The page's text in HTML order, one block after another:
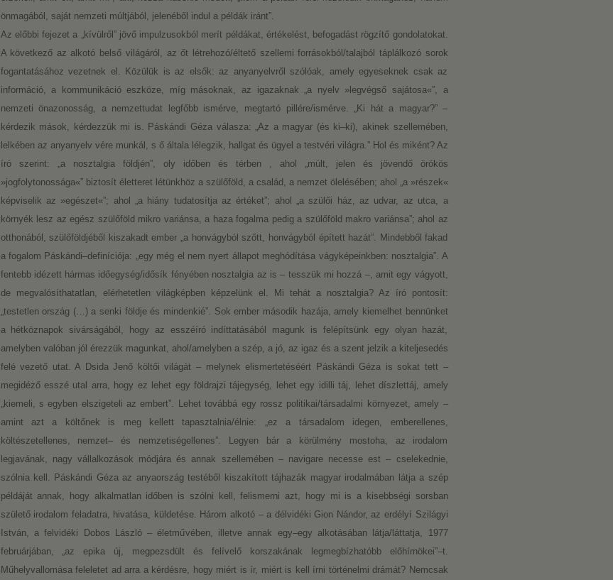
önmagából, saját nemzeti múltjából, jelenéből indul a példák iránt”.
Az előbbi fejezet a „kívülről” jövő impulzusokból merít példákat, értékelést, befogadást rögzítő gondolatokat.
A következő az alkotó belső világáról, az őt létrehozó/éltető szellemi forrásokból/talajból táplálkozó sorok
fogantatásához vezetnek el. Közülük is az elsők: az anyanyelvről szólóak, amely egyeseknek csak az
információ, a kommunikáció eszköze, míg másoknak, az igazaknak „a nyelv »legvégső sajátosa«”, a
nemzeti önazonosság, a nemzettudat legfőbb ismérve, megtartó pillére/ismérve. „Ki hát a magyar?” –
kérdezik mások, kérdezzük mi is. Páskándi Géza válasza: „Az a magyar (és ki–ki), akinek szellemében,
lelkében az anyanyelv vére munkál, s ő általa lélegzik, hallgat és ügyel a testvéri világra.” Hol és miként? Az
író szerint: „a nosztalgia földjén”, oly időben és térben , ahol „múlt, jelen és jövendő örökös
»jogfolytonossága«” biztosít életteret létünkhöz a szülőföld, a család, a nemzet ölelésében; ahol „a »részek«
képviselik az »egészet«”; ahol „a hiány tudatosítja az értéket”; ahol „a szülői ház, az udvar, az utca, a
környék lesz az egész szülőföld mikro variánsa, a haza fogalma pedig a szülőföld makro variánsa”; ahol az
otthonából, szülőföldjéből kiszakadt ember „a honvágyból szőtt, honvágyból épített hazát”. Mindebből fakad
a fogalom Páskándi–definíciója: „egy még el nem nyert állapot meghódítása vágyképeinkben: nosztalgia”. A
fentebb idézett hármas időegység/idősík fényében nosztalgia az is – tesszük mi hozzá –, amit egy vágyott,
de megvalósíthatatlan, elérhetetlen világképben képzelünk el. Mi tehát a nosztalgia? Az író pontosít:
„testetlen ország (…) a senki földje és mindenkié”. Sok ember második hazája, amely kiemelhet bennünket
a hétköznapok sivárságából, hogy az esszéíró indíttatásából magunk is felépítsünk egy olyan hazát,
amelyben valóban jól érezzük magunkat, ahol/amelyben a szép, a jó, az igaz és a szent jelzik a kiteljesedés
felé vezető utat. A Dsida Jenő költői világát – melynek elismertetéséért Páskándi Géza is sokat tett –
megidéző esszé utal arra, hogy ez lehet egy földrajzi tájegység, lehet egy idilli táj, lehet díszlettáj, amely
„kiemeli, s egyben elszigeteli az embert”. Lehet továbbá egy rossz politikai/társadalmi környezet, amely –
amint azt a költőnek is meg kellett tapasztalnia/élnie: „ez a társadalom idegen, emberellenes,
költészetellenes, nemzet– és nemzetiségellenes”. Legyen bár a körülmény mostoha, az irodalom
legjavának, nagy vállalkozások módjára és annak szellemében – navigare necesse est – cselekednie,
szólnia kell. Páskándi Géza az anyaország testéből kiszakított tájhazák magyar irodalmában látja a szép
példáját annak, hogy alkalmatlan időben is szólni kell, felismerni azt, hogy mi is a kisebbségi sorsban
születő irodalom feladatra, hivatása, küldetése. Három alkotó – a délvidéki Gion Nándor, az erdélyí Szilágyi
István, a felvidéki Dobos László – életművében, illetve annak egy–egy alkotásában látja/láttatja, 1977
februárjában, „az epika új, megpezsdült és felívelő korszakának legmegbízhatóbb előhírnökei”–t.
Műhelyvallomása feleletet ad arra a kérdésre, hogy miért is ír, miért is kell írni történelmi drámát? Nemcsak